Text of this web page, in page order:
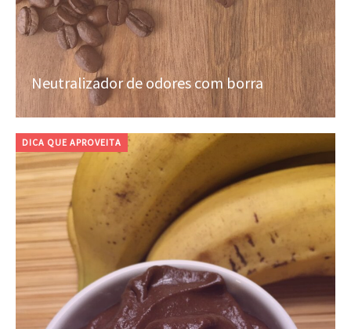
Neutralizador de odores com borra
DICA QUE APROVEITA